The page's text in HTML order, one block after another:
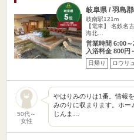
岐阜県 / 羽島
岐南駅121m
【電車】 名鉄名
海北…
営業時間 6:00
入浴料金 800円
日帰り ロウリュ
50代～
女性
やはりみのりは1番。情報
みのりに収まります。ホー
じんま…